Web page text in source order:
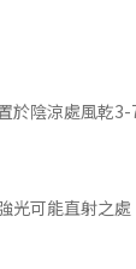
於陰涼處風乾3-
可能直射之